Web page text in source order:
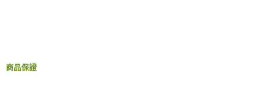
商品保證